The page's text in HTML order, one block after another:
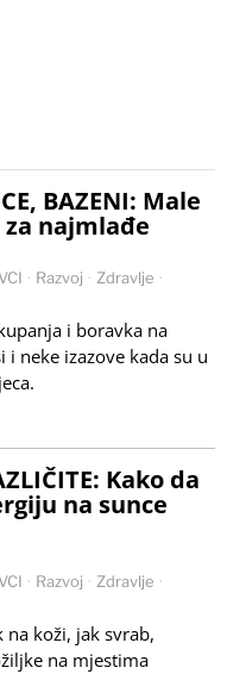
BAZENI: Male
najmlađe
· Razvoj · Zdravlje ·
i boravka na
neke izazove kada su u
Kako da
na sunce
· Razvoj · Zdravlje ·
koži, jak svrab,
na mjestima